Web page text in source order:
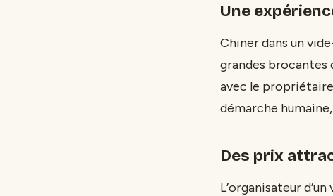
Une
Chiner dans un
grandes brocantes
avec le
démarche
Des prix
L’organisateur